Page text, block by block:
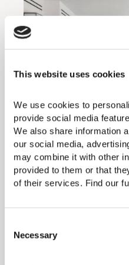
This website uses cookies
We use cookies to
provide social media
We also share information
our social media,
may combine it with other
provided to them or that
of their services. Find our
Necessary
Entrez dans
Haute Living
Tout en marbre, en
uniquement aux
détente, de
avec une